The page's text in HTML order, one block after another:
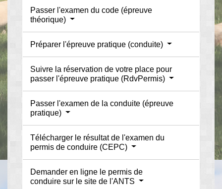
Passer l'examen du code (épreuve
théorique)
Préparer l'épreuve pratique (conduite)
Suivre la réservation de votre place pour
passer l'épreuve pratique (RdvPermis)
Passer l'examen de la conduite (épreuve
pratique)
Télécharger le résultat de l'examen du
permis de conduire (CEPC)
Demander en ligne le permis de
conduire sur le site de l'ANTS